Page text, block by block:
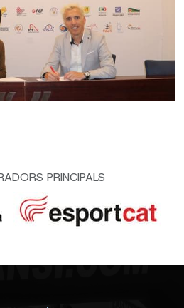
PRINCIPALS